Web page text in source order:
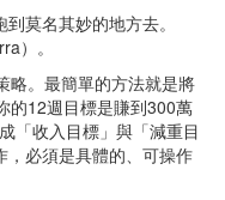
莫名其妙的地方去。
）。
略。最簡單的方法就是將
的12週目標是賺到300萬
「收入目標」與「減重目
，必須是具體的、可操作